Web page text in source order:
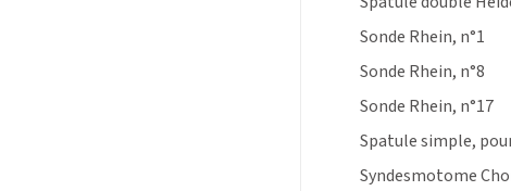
Sonde Rhein, n°1
Sonde Rhein, n°8
Sonde Rhein, n°17
Spatule simple,
Syndesmotome